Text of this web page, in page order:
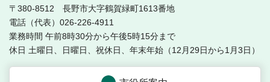
〒380-8512 長野市大字鶴賀緑町1613番地
電話（代表）026-226-4911
業務時間 午前8時30分から午後5時15分まで
休日 土曜日、日曜日、祝休日、年末年始（12月29日から1月3日）